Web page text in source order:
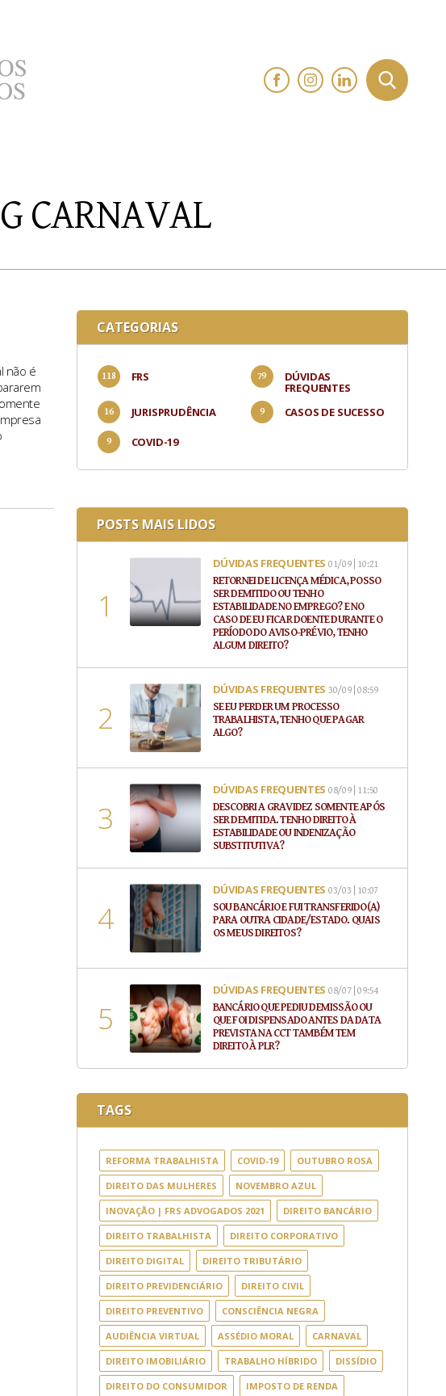
CARNAVAL
não é
CATEGORIAS
FRS DÚVIDAS
FREQUENTES
JURISPRUDÊNCIA
CASOS DE SUCESSO
COVID-19
POSTS MAIS LIDOS
DÚVIDAS FREQUENTES 01/09 | 10:21
RETORNEI DE LICENÇA MÉDICA, POSSO
SER DEMITIDO OU TENHO
ESTABILIDADE NO EMPREGO? E NO
CASO DE EU FICAR DOENTE DURANTE O
PERÍODO DO AVISO-PRÉVIO, TENHO
ALGUM DIREITO?
DÚVIDAS FREQUENTES 30/09 | 08:59
SE EU PERDER UM PROCESSO
TRABALHISTA, TENHO QUE PAGAR
ALGO?
DÚVIDAS FREQUENTES 08/09 | 11:50
DESCOBRI A GRAVIDEZ SOMENTE APÓS
SER DEMITIDA. TENHO DIREITO À
ESTABILIDADE OU INDENIZAÇÃO
SUBSTITUTIVA?
DÚVIDAS FREQUENTES 03/03 | 10:07
SOU BANCÁRIO E FUI TRANSFERIDO(A)
PARA OUTRA CIDADE/ESTADO. QUAIS
OS MEUS DIREITOS?
DÚVIDAS FREQUENTES 08/07 | 09:54
BANCÁRIO QUE PEDIU DEMISSÃO OU
QUE FOI DISPENSADO ANTES DA DATA
PREVISTA NA CCT TAMBÉM TEM
DIREITO À PLR?
TAGS
REFORMA TRABALHISTA COVID-19 OUTUBRO ROSA
DIREITO DAS MULHERES NOVEMBRO AZUL
INOVAÇÃO | FRS ADVOGADOS 2021 DIREITO BANCÁRIO
DIREITO TRABALHISTA DIREITO CORPORATIVO
DIREITO DIGITAL DIREITO TRIBUTÁRIO
DIREITO PREVIDENCIÁRIO DIREITO CIVIL
DIREITO PREVENTIVO CONSCIÊNCIA NEGRA
AUDIÊNCIA VIRTUAL ASSÉDIO MORAL CARNAVAL
DIREITO IMOBILIÁRIO TRABALHO HÍBRIDO DISSÍDIO
DIREITO DO CONSUMIDOR IMPOSTO DE RENDA